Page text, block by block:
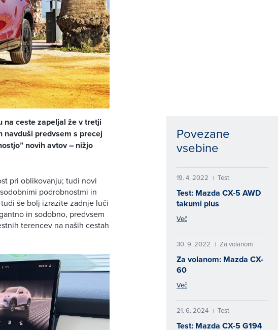
na ceste zapeljal že v tretji
predvsem s precej
novih avtov – nižjo
pri oblikovanju; tudi novi
podrobnostmi in
še bolj izrazite zadnje luči
in sodobno, predvsem
terencev na naših cestah
Povezane
vsebine
19. 4. 2022 | Test
Test: Mazda CX-5 AWD
takumi plus
Več
30. 9. 2022 | Za volanom
Za volanom: Mazda CX-
60
Več
21. 6. 2024 | Test
Test: Mazda CX-5 G194